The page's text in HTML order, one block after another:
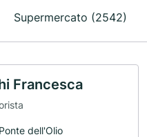
Supermercato (2542)
Francesca
dell'Olio